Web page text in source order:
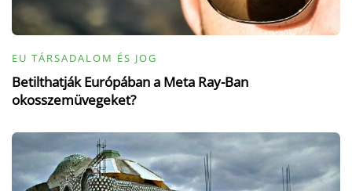
EU TÁRSADALOM ÉS JOG
Betilthatják Európában a Meta Ray-Ban
okosszemüvegeket?